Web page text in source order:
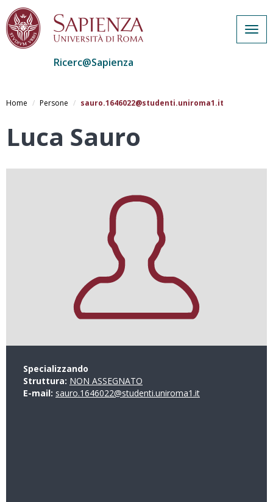
al
Ricerc@Sapienza
Home Persone sauro.1646022@studenti.uniroma1.it
Luca Sauro
Specializzando
Struttura: NON ASSEGNATO
E-mail: sauro.1646022@studenti.uniroma1.it